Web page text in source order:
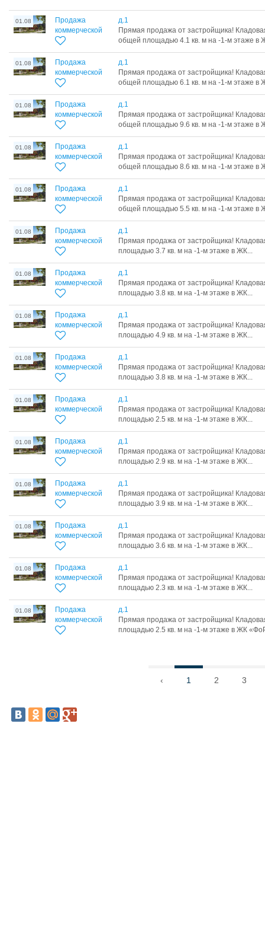
01.08
Продажа
коммерческой
д.1
Прямая продажа от застройщика!
общей площадью 4.1 кв. м на -1-м этаже в
01.08
Продажа
коммерческой
д.1
Прямая продажа от застройщика!
общей площадью 6.1 кв. м на -1-м этаже в
01.08
Продажа
коммерческой
д.1
Прямая продажа от застройщика!
общей площадью 9.6 кв. м на -1-м этаже в
01.08
Продажа
коммерческой
д.1
Прямая продажа от застройщика!
общей площадью 8.6 кв. м на -1-м этаже в
01.08
Продажа
коммерческой
д.1
Прямая продажа от застройщика!
общей площадью 5.5 кв. м на -1-м этаже в
01.08
Продажа
коммерческой
д.1
Прямая продажа от застройщика!
площадью 3.7 кв. м на -1-м этаже в ЖК...
01.08
Продажа
коммерческой
д.1
Прямая продажа от застройщика!
площадью 3.8 кв. м на -1-м этаже в ЖК...
01.08
Продажа
коммерческой
д.1
Прямая продажа от застройщика!
площадью 4.9 кв. м на -1-м этаже в ЖК...
01.08
Продажа
коммерческой
д.1
Прямая продажа от застройщика!
площадью 3.8 кв. м на -1-м этаже в ЖК...
01.08
Продажа
коммерческой
д.1
Прямая продажа от застройщика!
площадью 2.5 кв. м на -1-м этаже в ЖК...
01.08
Продажа
коммерческой
д.1
Прямая продажа от застройщика!
площадью 2.9 кв. м на -1-м этаже в ЖК...
01.08
Продажа
коммерческой
д.1
Прямая продажа от застройщика!
площадью 3.9 кв. м на -1-м этаже в ЖК...
01.08
Продажа
коммерческой
д.1
Прямая продажа от застройщика!
площадью 3.6 кв. м на -1-м этаже в ЖК...
01.08
Продажа
коммерческой
д.1
Прямая продажа от застройщика!
площадью 2.3 кв. м на -1-м этаже в ЖК...
01.08
Продажа
коммерческой
д.1
Прямая продажа от застройщика!
площадью 2.5 кв. м на -1-м этаже в ЖК
‹ 1 2 3